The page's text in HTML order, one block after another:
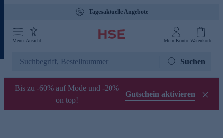
Tagesaktuelle Angebote
Menü Ansicht Mein Konto Warenkorb
Suchen
Bis zu -60% auf Mode und -20%
on top!
Gutschein aktivieren